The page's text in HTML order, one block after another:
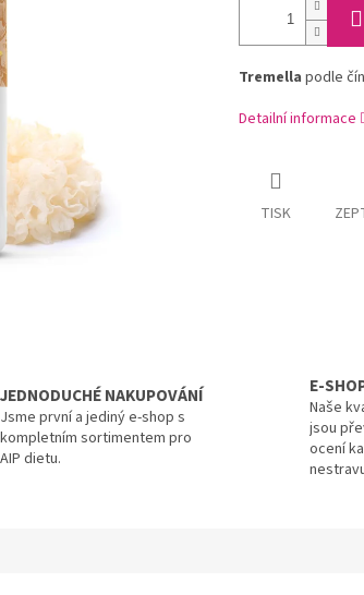
Tremella podle
Detailní informace
TISK
JEDNODUCHÉ NAKUPOVÁNÍ
Jsme první a jediný e-shop s
kompletním sortimentem pro
AIP dietu.
E-
Naše
jsou
ocení